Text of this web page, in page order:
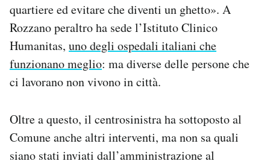
quartiere ed evitare che diventi un ghetto». A
Rozzano peraltro ha sede l’Istituto Clinico
Humanitas, uno degli ospedali italiani che
funzionano meglio: ma diverse delle persone che
ci lavorano non vivono in città.
Oltre a questo, il centrosinistra ha sottoposto al
Comune anche altri interventi, ma non sa quali
siano stati inviati dall’amministrazione al